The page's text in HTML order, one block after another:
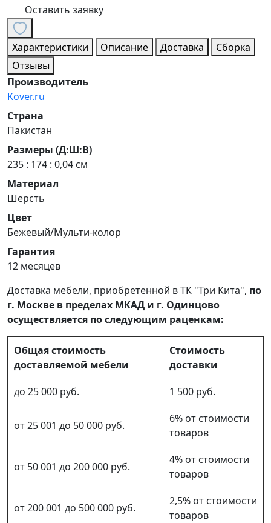
Оставить заявку
Характеристики Описание Доставка
Сборка
Отзывы
Производитель
Kover.ru
Страна
Пакистан
Размеры (Д:Ш:В)
235 : 174 : 0,04 см
Материал
Шерсть
Цвет
Бежевый/Мульти-колор
Гарантия
12 месяцев
Доставка мебели, приобретенной в ТК "Три Кита", по
г. Москве в пределах МКАД и г. Одинцово
осуществляется по следующим раценкам:
Общая стоимость
доставляемой мебели
Стоимость
доставки
до 25 000 руб.
1 500 руб.
от 25 001 до 50 000 руб.
6% от стоимости
товаров
от 50 001 до 200 000 руб.
4% от стоимости
товаров
от 200 001 до 500 000 руб.
2,5% от стоимости
товаров